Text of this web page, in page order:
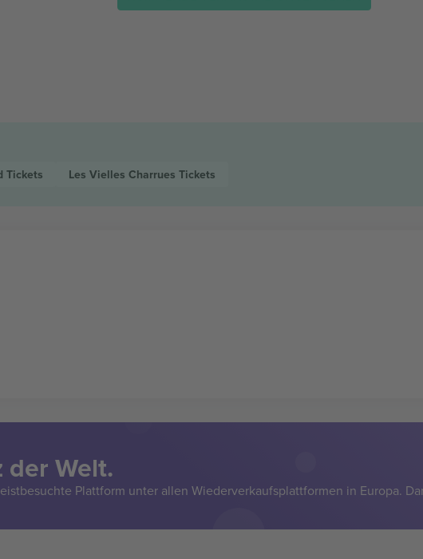
Tickets Les Vielles Charrues Tickets
der Welt.
Plattform unter allen Wiederverkaufsplattformen in Europa.